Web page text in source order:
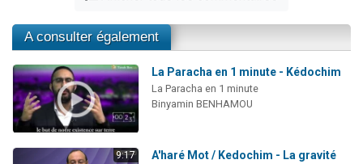
A consulter également
La Paracha en 1 minute - Kédochim
La Paracha en 1 minute
Binyamin BENHAMOU
9:17 A'haré Mot / Kedochim - La gravité